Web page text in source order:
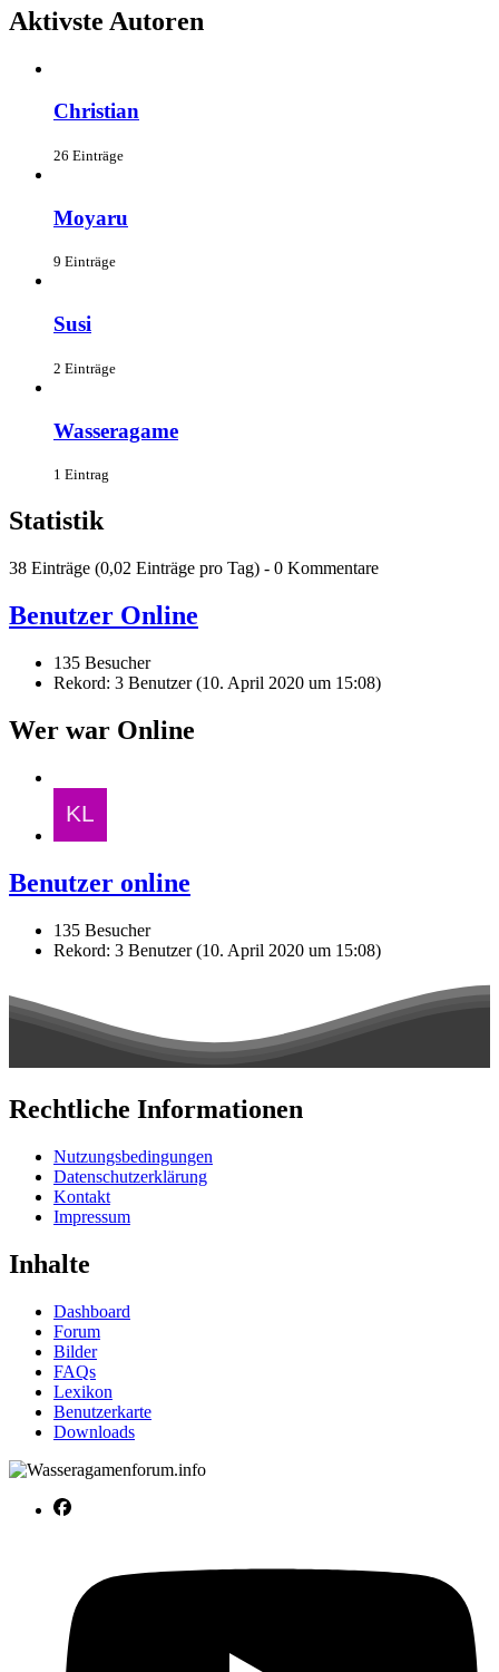
Aktivste Autoren
Christian
26 Einträge
Moyaru
9 Einträge
Susi
2 Einträge
Wasseragame
1 Eintrag
Statistik
38 Einträge (0,02 Einträge pro Tag) - 0 Kommentare
Benutzer Online
135 Besucher
Rekord: 3 Benutzer (10. April 2020 um 15:08)
Wer war Online
Benutzer online
135 Besucher
Rekord: 3 Benutzer (10. April 2020 um 15:08)
Rechtliche Informationen
Nutzungsbedingungen
Datenschutzerklärung
Kontakt
Impressum
Inhalte
Dashboard
Forum
Bilder
FAQs
Lexikon
Benutzerkarte
Downloads